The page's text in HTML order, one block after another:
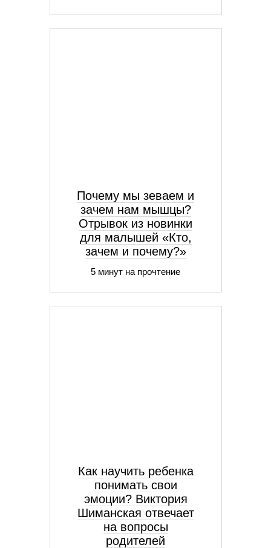
Почему мы зеваем и
зачем нам мышцы?
Отрывок из новинки
для малышей «Кто,
зачем и почему?»
5 минут на прочтение
Как научить ребенка
понимать свои
эмоции? Виктория
Шиманская отвечает
на вопросы
родителей